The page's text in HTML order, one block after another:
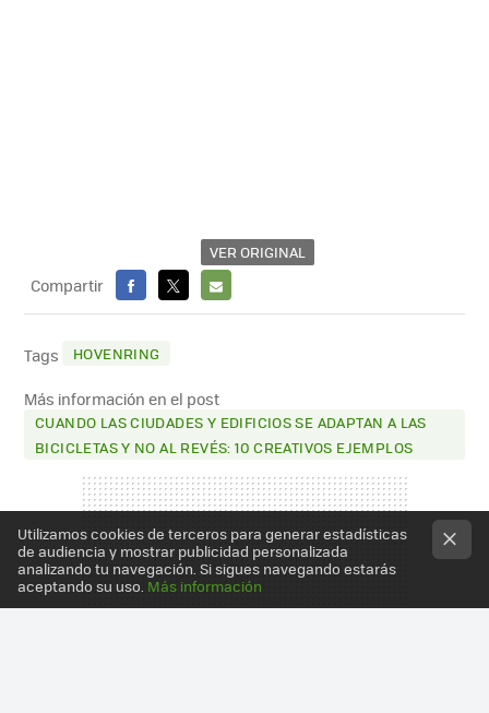
VER ORIGINAL
Compartir
FACEBOOK
X
E-
Tags HOVENRING
Más información en el post
CUANDO LAS CIUDADES Y EDIFICIOS SE ADAPTAN A LAS
BICICLETAS Y NO AL REVÉS: 10 CREATIVOS EJEMPLOS
Utilizamos cookies de terceros para generar estadísticas
de audiencia y mostrar publicidad personalizada
analizando tu navegación. Si sigues navegando estarás
aceptando su uso. Más información